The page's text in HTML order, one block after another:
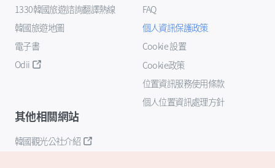
1330韓國旅遊諮詢翻譯熱線
韓國旅遊地圖
電子書
Odii
FAQ
個人資訊保護政策
Cookie 設置
Cookie政策
位置資訊服務使用條款
個人位置資訊處理方針
其他相關網站
韓國觀光公社介紹